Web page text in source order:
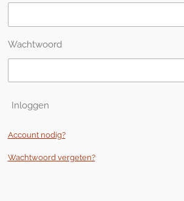
Wachtwoord
Inloggen
Account nodig?
Wachtwoord vergeten?